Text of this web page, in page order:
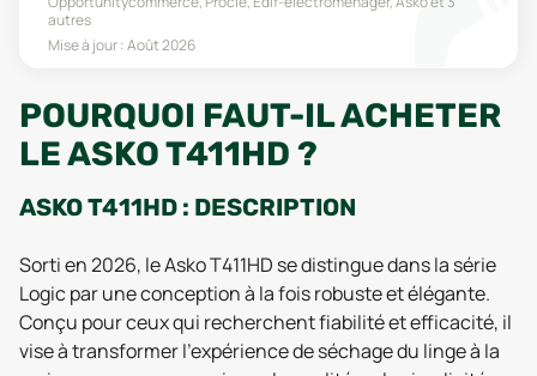
autres
Mise à jour :Août 2026
POURQUOI FAUT-IL ACHETER
LE ASKO T411HD ?
ASKO T411HD : DESCRIPTION
Sorti en 2026, le Asko T411HD se distingue dans la série
Logic par une conception à la fois robuste et élégante.
Conçu pour ceux qui recherchent fiabilité et efficacité, il
vise à transformer l'expérience de séchage du linge à la